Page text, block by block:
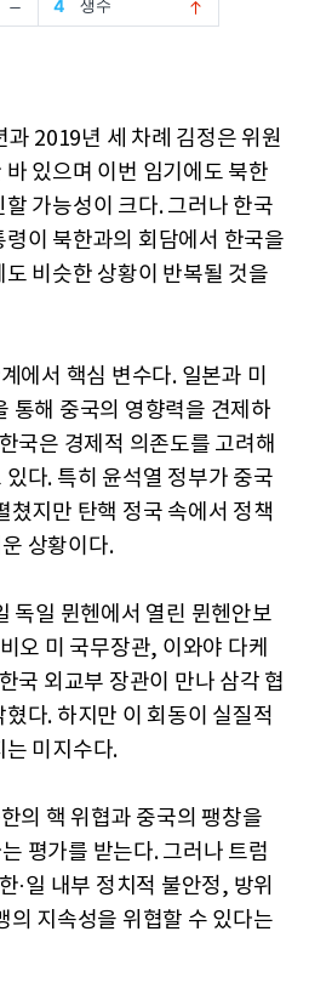
2019년 세 차례 김정은 위원
있으며 이번 임기에도 북한
가능성이 크다. 그러나 한국
이 북한과의 회담에서 한국을
비슷한 상황이 반복될 것을
에서 핵심 변수다. 일본과 미
통해 중국의 영향력을 견제하
국은 경제적 의존도를 고려해
다. 특히 윤석열 정부가 중국
쳤지만 탄핵 정국 속에서 정책
상황이다.
독일 뮌헨에서 열린 뮌헨안보
오 미 국무장관, 이와야 다케
국 외교부 장관이 만나 삼각 협
다. 하지만 이 회동이 실질적
는 미지수다.
의 핵 위협과 중국의 팽창을
평가를 받는다. 그러나 트럼
·일 내부 정치적 불안정, 방위
의 지속성을 위협할 수 있다는